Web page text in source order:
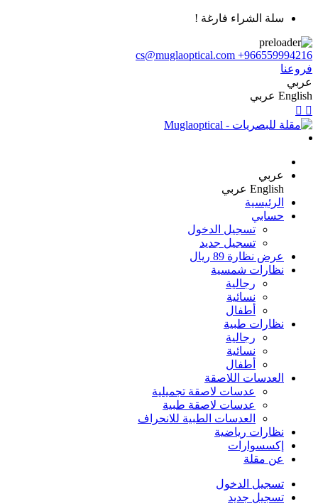
سلة الشراء فارغة !
cs@muglaoptical.com +966559994216
فروعنا
عربي
English عربي
عربي
English عربي
الرئيسية
حسابي
تسجيل الدخول
تسجيل جديد
عرض نظارة 89 ريال
نظارات شمسية
رجالية
نسائية
أطفال
نظارات طبية
رجالية
نسائية
أطفال
العدسات اللاصقة
عدسات لاصقة تجميلية
عدسات لاصقة طبية
العدسات الطبية للانحراف
نظارات رياضية
إكسسوارات
عن مقلة
تسجيل الدخول
تسجيل جديد